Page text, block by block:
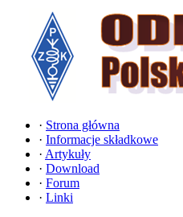
· Strona główna
· Informacje składkowe
· Artykuły
· Download
· Forum
· Linki